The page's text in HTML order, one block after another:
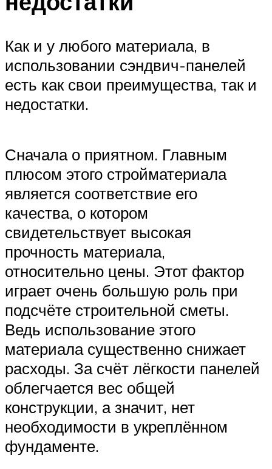
Как и у любого материала, в
использовании сэндвич-панелей
есть как свои преимущества, так и
недостатки.
Сначала о приятном. Главным
плюсом этого стройматериала
является соответствие его
качества, о котором
свидетельствует высокая
прочность материала,
относительно цены. Этот фактор
играет очень большую роль при
подсчёте строительной сметы.
Ведь использование этого
материала существенно снижает
расходы. За счёт лёгкости панелей
облегчается вес общей
конструкции, а значит, нет
необходимости в укреплённом
фундаменте.